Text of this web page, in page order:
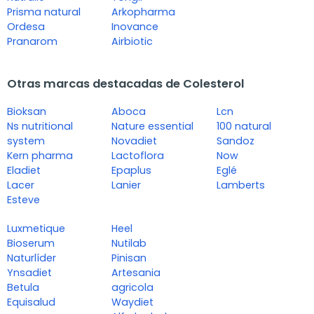
Prisma natural
Ordesa
Pranarom
Arkopharma
Inovance
Airbiotic
Otras marcas destacadas de Colesterol
Bioksan
Ns nutritional
system
Kern pharma
Eladiet
Lacer
Esteve
Aboca
Nature essential
Novadiet
Lactoflora
Epaplus
Lanier
Lcn
100 natural
Sandoz
Now
Eglé
Lamberts
Luxmetique
Bioserum
Naturlíder
Ynsadiet
Betula
Equisalud
Heel
Nutilab
Pinisan
Artesania
agricola
Waydiet